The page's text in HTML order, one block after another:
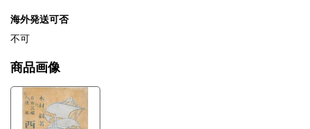
海外発送可否
不可
商品画像